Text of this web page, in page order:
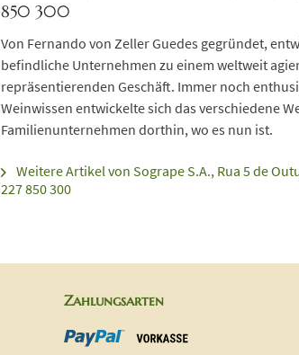
850 300
Von Fernando von Zeller Guedes gegründet,
befindliche Unternehmen zu einem weltweit
repräsentierenden Geschäft. Immer noch
Weinwissen entwickelte sich das verschiedene
Familienunternehmen dorthin, wo es nun ist.
Weitere Artikel von Sogrape S.A., Rua 5 de
227 850 300
Zahlungsarten